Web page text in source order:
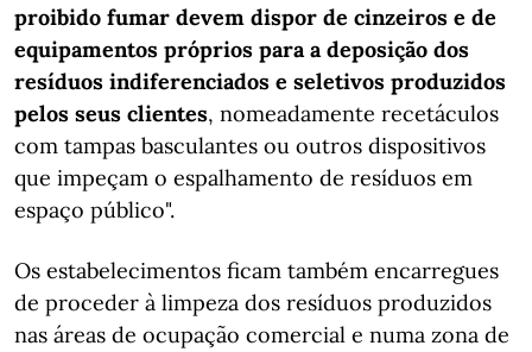
proibido fumar devem dispor de cinzeiros e de
equipamentos próprios para a deposição dos
resíduos indiferenciados e seletivos produzidos
pelos seus clientes, nomeadamente recetáculos
com tampas basculantes ou outros dispositivos
que impeçam o espalhamento de resíduos em
espaço público".
Os estabelecimentos ficam também encarregues
de proceder à limpeza dos resíduos produzidos
nas áreas de ocupação comercial e numa zona de